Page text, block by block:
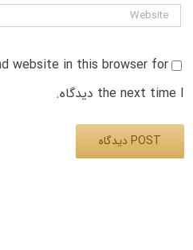
website in this browser for
the next time I دیدگاه.